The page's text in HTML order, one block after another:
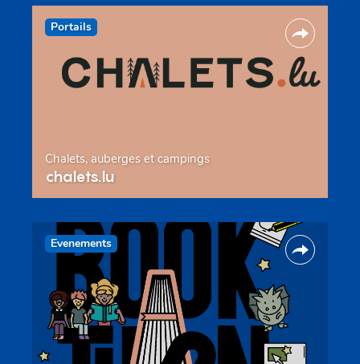
Portails
Chalets, auberges et campings
chalets.lu
Evenements